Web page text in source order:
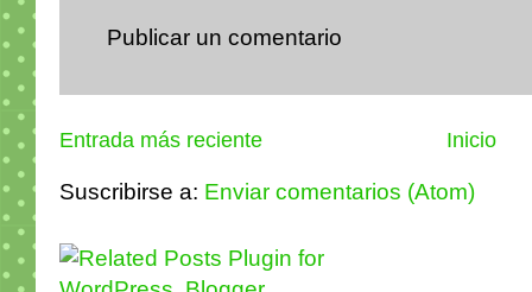
Publicar un comentario
Entrada más reciente Inicio
Suscribirse a: Enviar comentarios (Atom)